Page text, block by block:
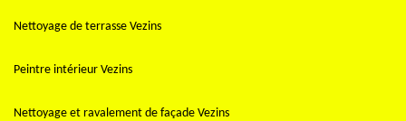
Nettoyage de terrasse Vezins
Peintre intérieur Vezins
Nettoyage et ravalement de façade Vezins